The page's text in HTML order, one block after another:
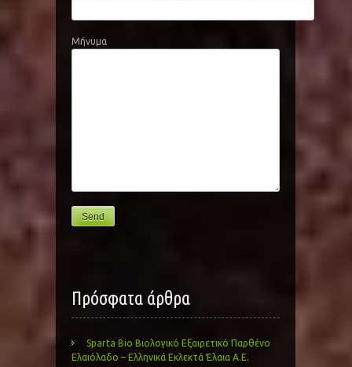
Μήνυμα
Πρόσφατα άρθρα
Sparta Bio Βιολογικό Εξαιρετικό Παρθένο
Ελαιόλαδο – Ελληνικά Εκλεκτά Έλαια Α.Ε.